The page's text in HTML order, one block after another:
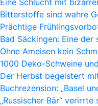
Bitterstoffe sind wahre
Prächtige
Bad Säckingen: Eine
Ohne Ameisen kein
1000 Deko-Schweine
Der Herbst begeistert
Buchrezension: „Basel
„Russischer Bär“